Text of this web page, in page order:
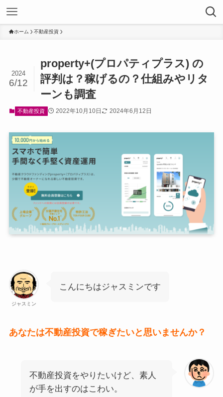
ホーム 不動産投資
property+(プロパティプラス) の
評判は？稼げるの？仕組みやリタ
ーンも調査
2024
6/12
不動産投資 2022年10月10日 2024年6月12日
ジャスミン
こんにちはジャスミンです
あなたは不動産投資で稼ぎたいと思いませんか？
不動産投資をやりたいけど、素人
が手を出すのはこわい。